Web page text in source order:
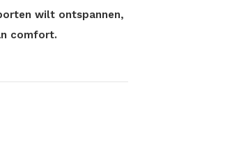
wilt ontspannen,
comfort.